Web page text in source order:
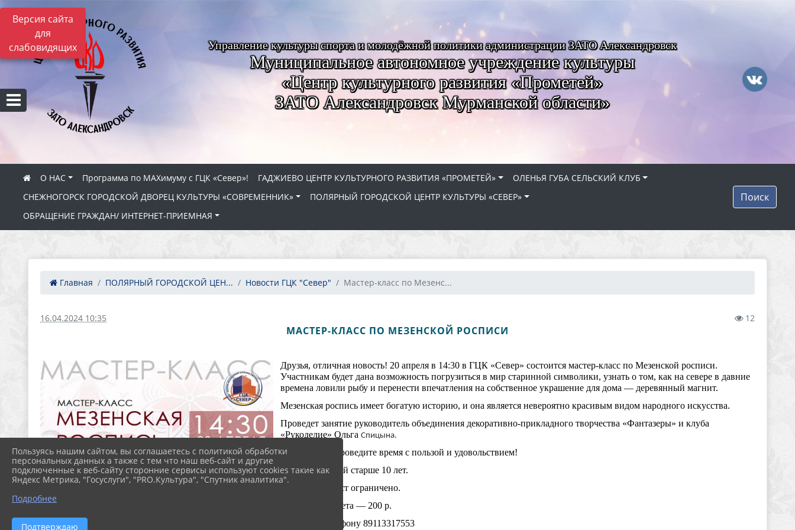
Версия сайта
для
слабовидящих
Управление культуры спорта и молодёжной политики администрации ЗАТО Александровск
Муниципальное автономное учреждение культуры
«Центр культурного развития «Прометей»
ЗАТО Александровск Мурманской области»
О НАС Программа по МАХимуму с ГЦК «Север»! ГАДЖИЕВО ЦЕНТР КУЛЬТУРНОГО РАЗВИТИЯ «ПРОМЕТЕЙ»
ОЛЕНЬЯ ГУБА СЕЛЬСКИЙ КЛУБ
СНЕЖНОГОРСК ГОРОДСКОЙ ДВОРЕЦ КУЛЬТУРЫ «СОВРЕМЕННИК»
ПОЛЯРНЫЙ ГОРОДСКОЙ ЦЕНТР КУЛЬТУРЫ «СЕВЕР»
ОБРАЩЕНИЕ ГРАЖДАН/ ИНТЕРНЕТ-ПРИЕМНАЯ
Поиск
Главная ПОЛЯРНЫЙ ГОРОДСКОЙ ЦЕН... Новости ГЦК "Север" Мастер-класс по Мезенс...
16.04.2024 10:35 12
МАСТЕР-КЛАСС ПО МЕЗЕНСКОЙ РОСПИСИ
Друзья, отличная новость! 20 апреля в 14:30 в ГЦК «Север» состоится мастер-класс по Мезенской росписи.
Участникам будет дана возможность погрузиться в мир старинной символики, узнать о том, как на севере в давние
времена ловили рыбу и перенести впечатления на собственное украшение для дома — деревянный магнит.
Мезенская роспись имеет богатую историю, и она является невероятно красивым видом народного искусства.
Проведет занятие руководитель объединения декоративно-прикладного творчества «Фантазеры» и клуба
«Рукоделие» Ольга Спицына.
Приходите и проведите время с пользой и удовольствием!
Для посетителей старше 10 лет.
Количество мест ограничено.
Стоимость билета — 200 р.
Запись по телефону 89113317553
Пользуясь нашим сайтом, вы соглашаетесь с политикой обработки
персональных данных а также с тем что наш веб-сайт и другие
подключенные к веб-сайту сторонние сервисы используют cookies такие как
Яндекс Метрика, "Госуслуги", "PRO.Культура", "Спутник аналитика".
Подробнее
Подтверждаю